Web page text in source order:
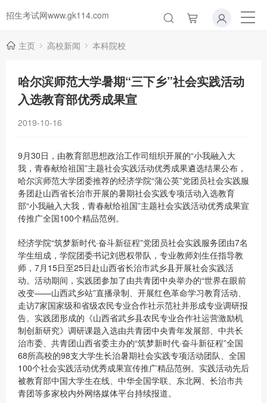
招生考试网www.gk114.com
主页 高校新闻 本科院校
哈尔滨师范大学暑期“三下乡”社会实践活动
入选教育部优秀成果宣
2019-10-16
9月30日，由教育部思想政治工作司组织开展的“小我融入大
我，青春献给祖国”主题社会实践活动优秀成果遴选结果公布，
哈尔滨师范大学团委推荐的经济学院“蒲公英”党团员社会实践服
务团赴山西省长治市开展的暑期社会实践专项活动入选教育
部“小我融入大我，青春献给祖国”主题社会实践活动优秀成果宣
传推广全国100个精品范例。
经济学院“筑梦新时代·奋斗新征程”党团员社会实践服务团由7名
学生组成，学院团委书记刘恩权带队，专业教师刘生任指导教
师，7月15日至25日赴山西省长治市武乡县开展社会实践活
动。活动期间，实践团参加了由共青团中央举办的“世界在眼前
改变——山西武乡站”直播录制、开展红色革命学习教育活动、
走访7家国家级和省级农民专业合作社示范社并形成专业调研报
告。实践团形成的《山西省武乡县农民专业合作社运营激励机
制创新研究》调研课题入选由共青团中央青年发展部、中共长
治市委、共青团山西省委主办的“筑梦新时代·奋斗新征程”全国
68所高校的98支大学生长治暑期社会实践专项活动团队、全国
100个社会实践活动优秀成果宣传推广精品范例。实践活动先后
被教育部中国大学生在线、中华全国学联、东北网、长治市共
青团等多家校内外网络媒体平台持续报道。